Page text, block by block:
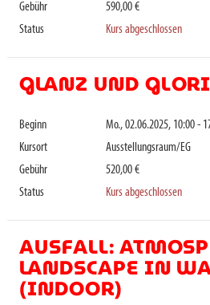
Gebühr
590,00 €
Status
Kurs abgeschlossen
GLANZ UND
Beginn
Mo., 02.06.2025, 10:00 -
Kursort
Ausstellungsraum/EG
Gebühr
520,00 €
Status
Kurs abgeschlossen
AUSFALL:
LANDSCAPE IN
(INDOOR)